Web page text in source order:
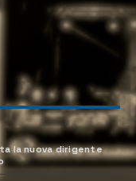
la nuova dirigente